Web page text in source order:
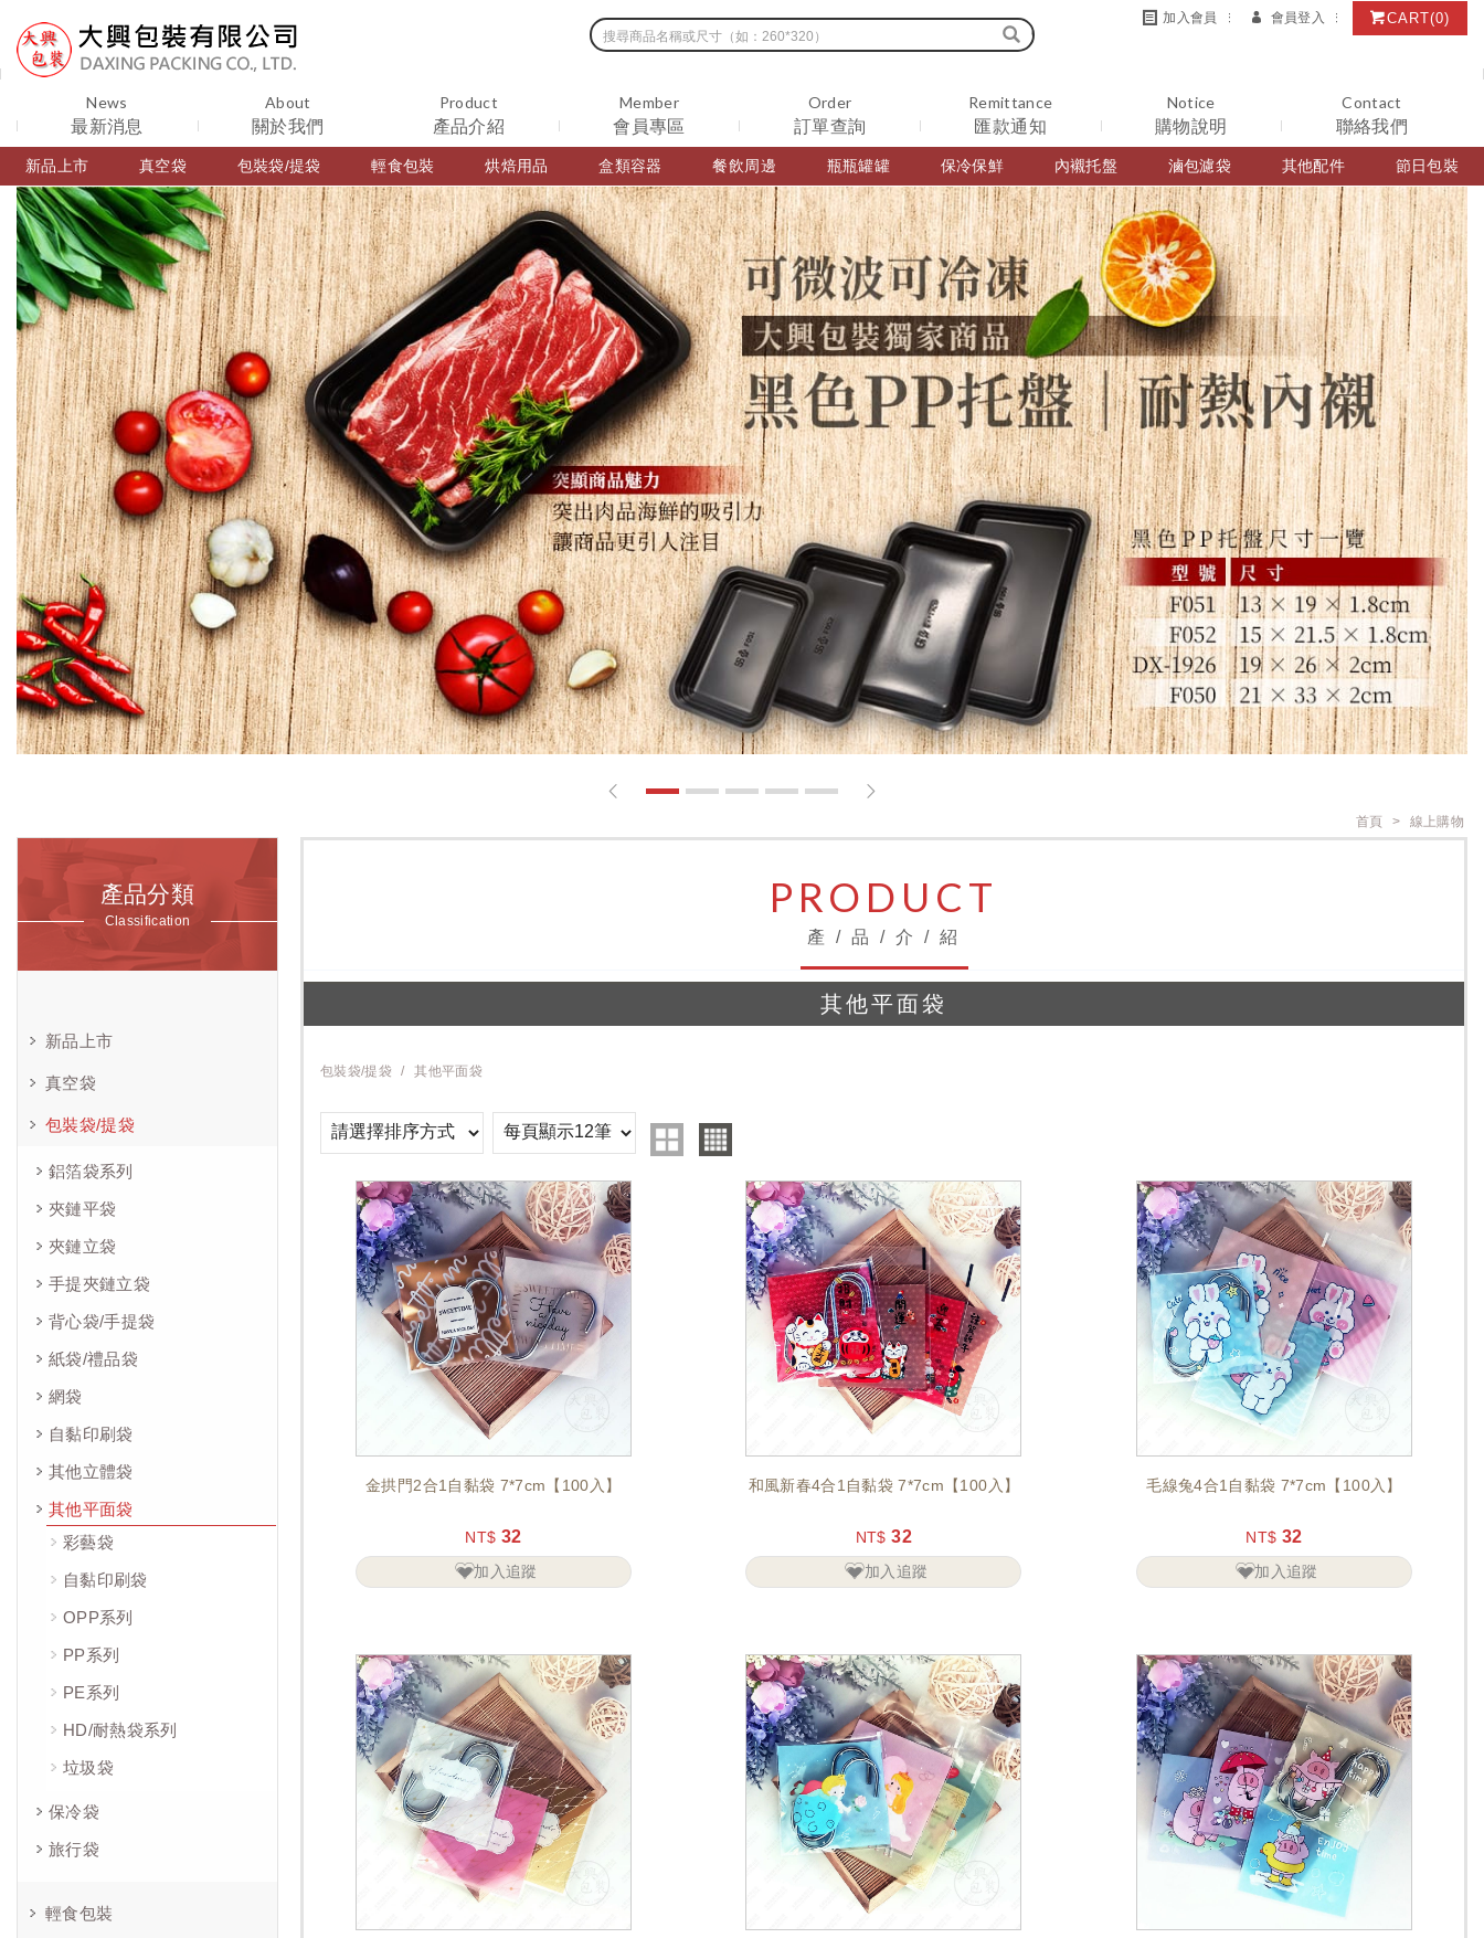
加入會員 會員登入 CART(0)
News
最新消息
About
關於我們
Product
產品介紹
新品上市 真空袋 包裝袋/提袋 輕食包裝 烘焙用品 盒類容器 餐飲周邊 瓶瓶罐罐 保冷保鮮 內襯托盤 滷包濾袋 其他配件 節日包裝
Member
會員專區
Order
訂單查詢
Remittance
匯款通知
Notice
購物說明
Contact
聯絡我們
1 2 3 4 5
產品分類
Classification
新品上市
真空袋
包裝袋/提袋
鋁箔袋系列
夾鏈平袋
夾鏈立袋
手提夾鏈立袋
背心袋/手提袋
紙袋/禮品袋
網袋
自黏印刷袋
其他立體袋
其他平面袋
彩藝袋
自黏印刷袋
OPP系列
PP系列
PE系列
HD/耐熱袋系列
垃圾袋
保冷袋
旅行袋
輕食包裝
首頁 線上購物
PRODUCT
產 / 品 / 介 / 紹
其他平面袋
包裝袋/提袋 其他平面袋
金拱門2合1自黏袋 7*7cm【100入】
NT$ 32
加入追蹤
和風新春4合1自黏袋 7*7cm【100入】
NT$ 32
加入追蹤
毛線兔4合1自黏袋 7*7cm【100入】
NT$ 32
加入追蹤